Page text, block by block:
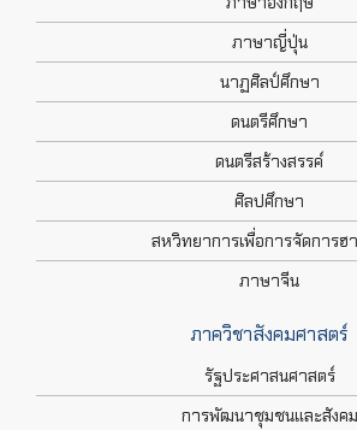
ภาษาญี่ปุ่น
นาฏศิลป์ศึกษา
ดนตรีศึกษา
ดนตรีสร้างสรรค์
ศิลปศึกษา
สหวิทยาการเพื่อการจัดการฮ
ภาษาจีน
ภาควิชาสังคมศาสตร์
รัฐประศาสนศาสตร์
การพัฒนาชุมชนและสังคม